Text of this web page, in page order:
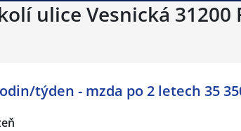
ulice Vesnická 31200
týden - mzda po 2 letech 35